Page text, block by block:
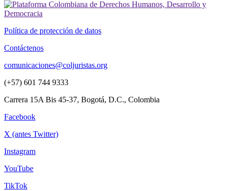
Política de protección de datos
Contáctenos
comunicaciones@coljuristas.org
(+57) 601 744 9333
Carrera 15A Bis 45-37, Bogotá, D.C., Colombia
Facebook
X (antes Twitter)
Instagram
YouTube
TikTok